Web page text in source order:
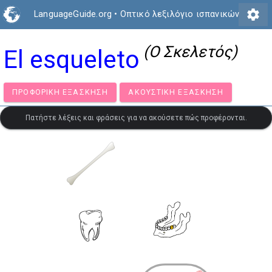
LanguageGuide.org • Οπτικό λεξιλόγιο ισπανικών settings
El esqueleto (Ο Σκελετός)
ΠΡΟΦΟΡΙΚΉ ΕΞΆΣΚΗΣΗ ΑΚΟΥΣΤΙΚΉ ΕΞΆΣΚΗΣΗ
Πατήστε λέξεις και φράσεις για να ακούσετε πώς προφέρονται.